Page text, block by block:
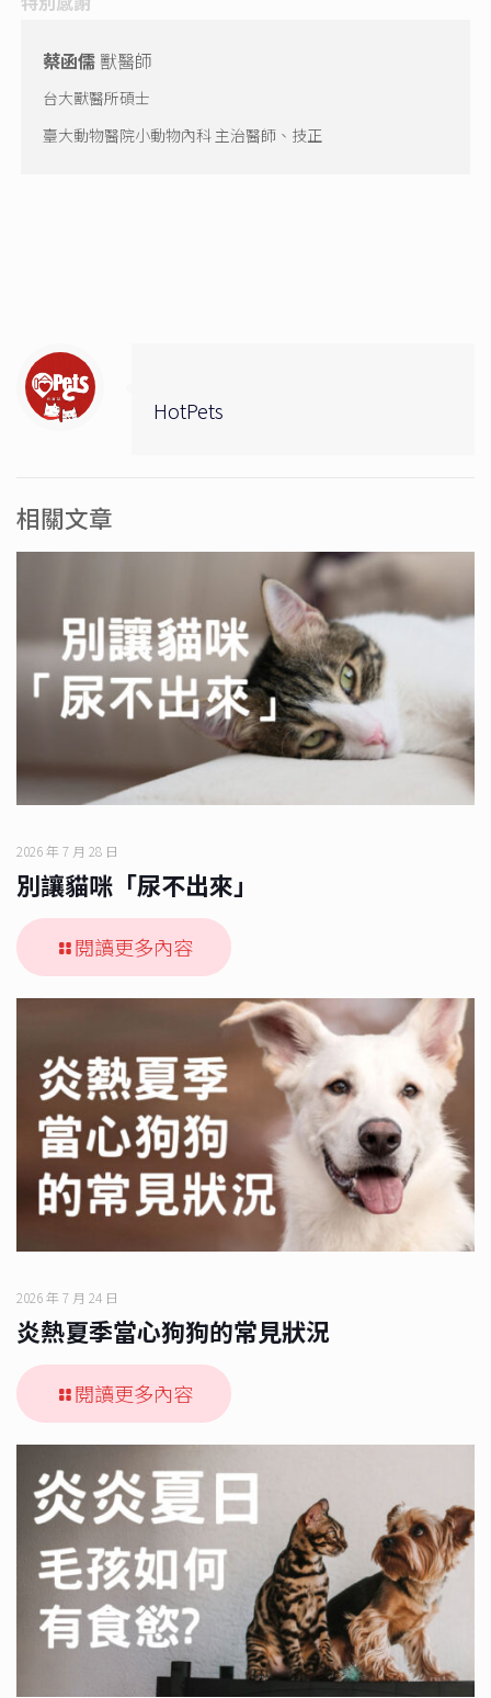
蔡函儒 獸醫師
台大獸醫所碩士
臺大動物醫院小動物內科 主治醫師、技正
HotPets
相關文章
2026 年 7 月 28 日
別讓貓咪「尿不出來」
閱讀更多內容
2026 年 7 月 24 日
炎熱夏季當心狗狗的常見狀況
閱讀更多內容